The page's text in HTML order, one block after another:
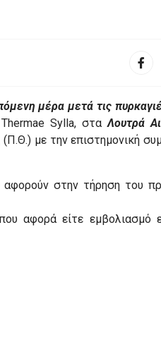
μέρα μετά τις
Sylla, σταΛουτρά
με την επιστημονική
στην τήρηση του
αφορά είτε εμβολιασμό